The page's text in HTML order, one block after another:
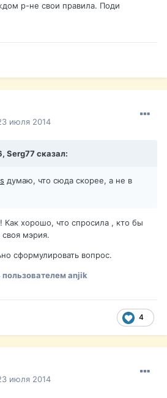
р-не свои правила. Поди
июля 2014
Serg77 сказал:
думаю, что сюда скорее, а не в
хорошо, что спросила , кто бы
своя мэрия.
сформулировать вопрос.
пользователем anjik
4
июля 2014